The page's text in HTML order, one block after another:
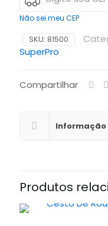
Não sei meu CEP
SKU: 81500
SuperPro
Compartilhar
Produtos